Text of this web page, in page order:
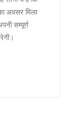
अवसर मिला
सम्पूर्ण